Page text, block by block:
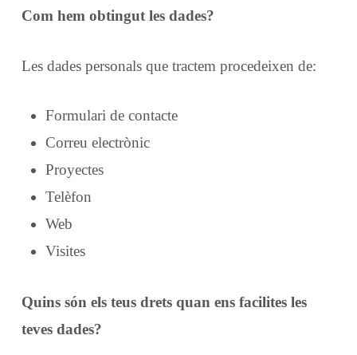
Com hem obtingut les dades?
Les dades personals que tractem procedeixen de:
Formulari de contacte
Correu electrònic
Proyectes
Telèfon
Web
Visites
Quins són els teus drets quan ens facilites les
teves dades?